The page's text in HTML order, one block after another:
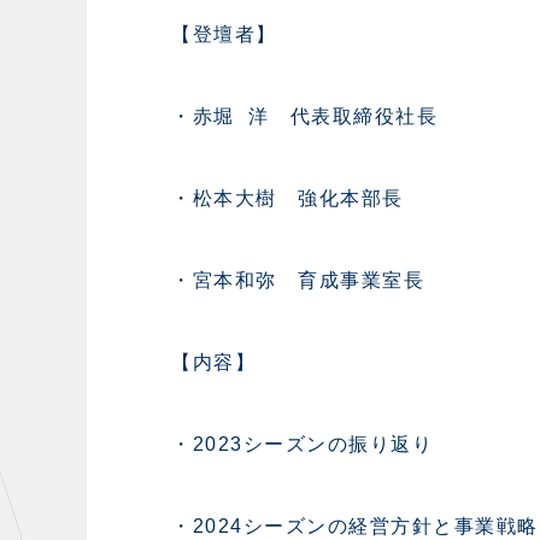
【登壇者】
・赤堀 洋 代表取締役社長
・松本大樹 強化本部長
・宮本和弥 育成事業室長
【内容】
・2023シーズンの振り返り
・2024シーズンの経営方針と事業戦